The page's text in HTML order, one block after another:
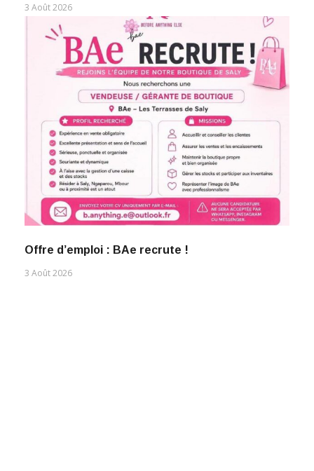
3 Août 2026
Offre d’emploi : BAe recrute !
3 Août 2026